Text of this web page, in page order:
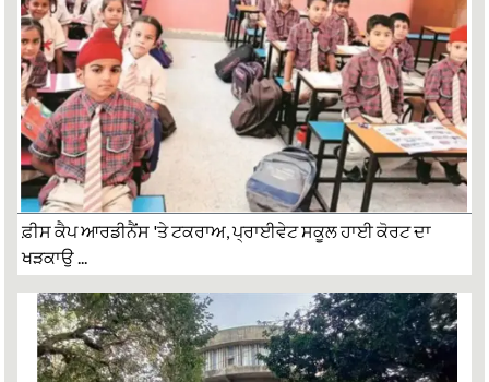
ਫ਼ੀਸ ਕੈਪ ਆਰਡੀਨੈਂਸ 'ਤੇ ਟਕਰਾਅ, ਪ੍ਰਾਈਵੇਟ ਸਕੂਲ ਹਾਈ ਕੋਰਟ ਦਾ
ਖੜਕਾਉ ...